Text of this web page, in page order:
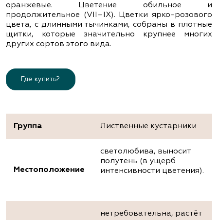
оранжевые. Цветение обильное и
продолжительное (VII–IX). Цветки ярко-розового
цвета, с длинными тычинками, собраны в плотные
щитки, которые значительно крупнее многих
других сортов этого вида.
Где купить?
Группа Лиственные кустарники
Местоположение
светолюбива, выносит
полутень (в ущерб
интенсивности цветения).
нетребовательна, растёт